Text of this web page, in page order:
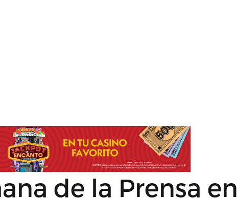
de la Prensa en